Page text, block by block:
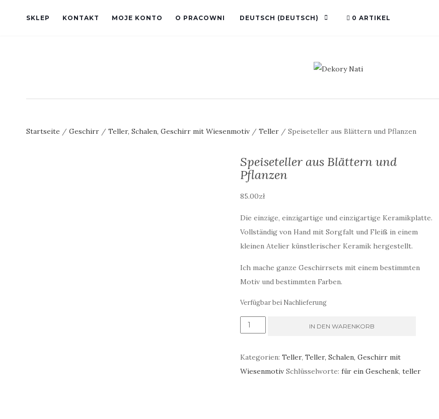
SKLEP KONTAKT MOJE KONTO O PRACOWNI DEUTSCH (DEUTSCH) 0 ARTIKEL
Startseite / Geschirr / Teller, Schalen, Geschirr mit Wiesenmotiv / Teller / Speiseteller aus Blättern und Pflanzen
Speiseteller aus Blättern und
Pflanzen
85.00zł
Die einzige, einzigartige und einzigartige Keramikplatte.
Vollständig von Hand mit Sorgfalt und Fleiß in einem
kleinen Atelier künstlerischer Keramik hergestellt.
Ich mache ganze Geschirrsets mit einem bestimmten
Motiv und bestimmten Farben.
Verfügbar bei Nachlieferung
Speiseteller
IN DEN WARENKORB
Kategorien: Teller, Teller, Schalen, Geschirr mit
Wiesenmotiv Schlüsselworte: für ein Geschenk, teller